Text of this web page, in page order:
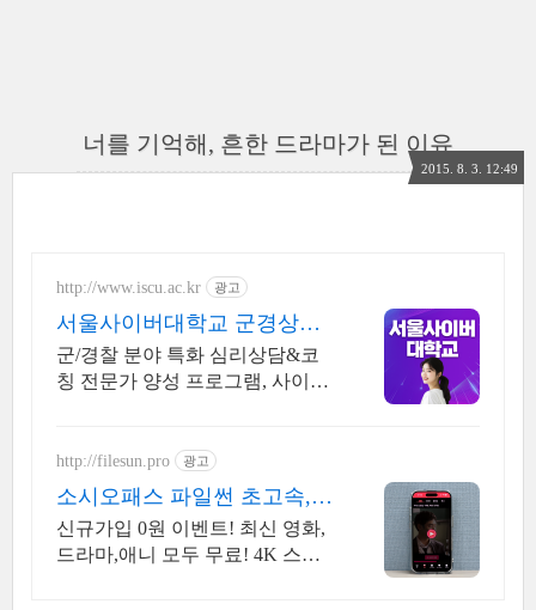
너를 기억해, 흔한 드라마가 된 이유
2015. 8. 3. 12:49
http://www.iscu.ac.kr 광고
서울사이버대학교 군경상담
학과 2026 가을학기 신편입생
군/경찰 분야 특화 심리상담&코
칭 전문가 양성 프로그램, 사이버
위까지
http://filesun.pro 광고
소시오패스 파일썬 초고속, 4
K 실시간 보기!
신규가입 0원 이벤트! 최신 영화,
드라마,애니 모두 무료! 4K 스트